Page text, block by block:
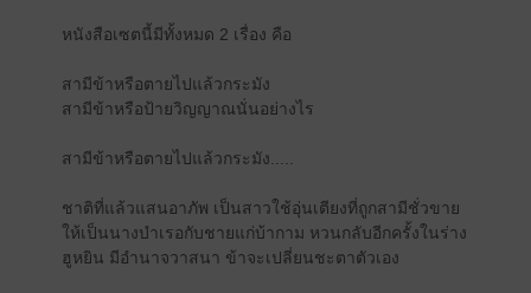
หนังสือเซตนี้มีทั้งหมด 2 เรื่อง คือ
สามีข้าหรือตายไปแล้วกระมัง
สามีข้าหรือป้ายวิญญาณนั่นอย่างไร
สามีข้าหรือตายไปแล้วกระมัง.....
ชาติที่แล้วแสนอาภัพ เป็นสาวใช้อุ่นเตียงที่ถูกสามีชั่วขาย
ให้เป็นนางบำเรอกับชายแก่บ้ากาม หวนกลับอีกครั้งในร่าง
ฮูหยิน มีอำนาจวาสนา ข้าจะเปลี่ยนชะตาตัวเอง